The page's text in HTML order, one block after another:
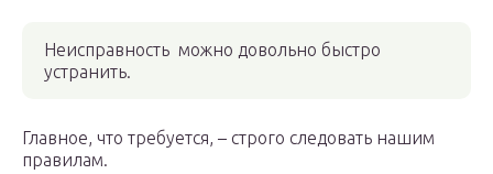
Неисправность можно довольно быстро
устранить.
Главное, что требуется, – строго следовать нашим
правилам.